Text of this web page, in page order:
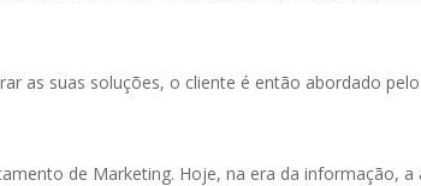
as suas soluções, o cliente é então abordado
de Marketing. Hoje, na era da informação,